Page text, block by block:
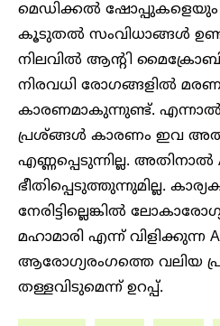
മെഡിക്കൽ ഷോപ്പുകളെയും
കൂടുതൽ സംവിധാങ്ങൾ
നിലവിൽ ആന്റി
നിരവധി രോഗങ്ങളിൽ
കാരണമാകുന്നുണ്ട്.
പ്രശ്ങ്ങൾ കാരണം ഇവ
എണ്ണപ്പെടുന്നില്ല. അതിനാൽ
ഭീതിപ്പെടുത്തുന്നുമില്ല.
നേരിട്ടില്ലെങ്കിൽ
മഹാമാരി എന്ന് വിളിക്കുന്ന
ആരോഗ്യരംഗത്തെ വലിയ
തള്ളവിടുമെന്ന് ഉറപ്പ്.